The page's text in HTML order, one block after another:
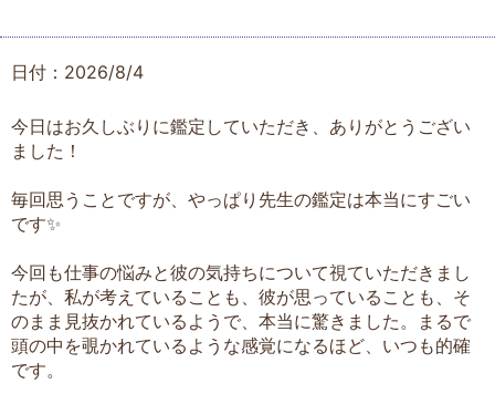
日付：2026/8/4
今日はお久しぶりに鑑定していただき、ありがとうござい
ました！
毎回思うことですが、やっぱり先生の鑑定は本当にすごい
です✨
今回も仕事の悩みと彼の気持ちについて視ていただきまし
たが、私が考えていることも、彼が思っていることも、そ
のまま見抜かれているようで、本当に驚きました。まるで
頭の中を覗かれているような感覚になるほど、いつも的確
です。